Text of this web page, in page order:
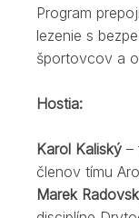
Program
lezenie s
športovcov a
Hostia:
Karol Kaliský –
členov tímu
Marek